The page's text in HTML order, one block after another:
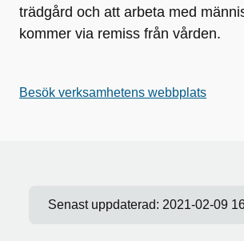
trädgård och att arbeta med
kommer via remiss från vården.
Besök verksamhetens webbplats
Senast uppdaterad: 2021-02-09